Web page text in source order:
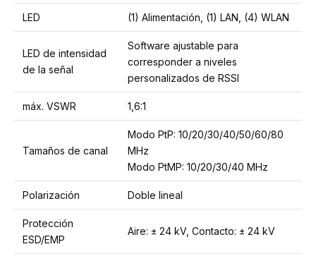
LED (1) Alimentación, (1) LAN, (4) WLAN
LED de intensidad
de la señal
Software ajustable para
corresponder a niveles
personalizados de RSSI
máx. VSWR 1,6:1
Tamaños de canal
Modo PtP: 10/20/30/40/50/60/80
MHz
Modo PtMP: 10/20/30/40 MHz
Polarización Doble lineal
Protección
ESD/EMP
Aire: ± 24 kV, Contacto: ± 24 kV